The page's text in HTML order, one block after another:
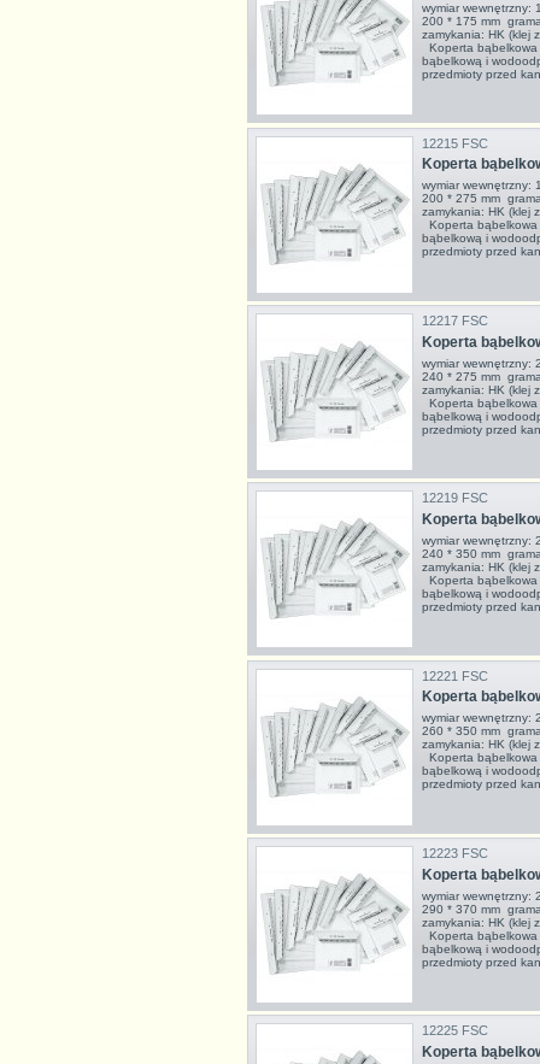
wymiar wewnętrzny:
200 * 175 mm
zamykania: HK (klej
Koperta bąbelkowa
bąbelkową i
przedmioty przed
12215 FSC
Koperta
wymiar wewnętrzny:
200 * 275 mm
zamykania: HK (klej
Koperta bąbelkowa
bąbelkową i
przedmioty przed
12217 FSC
Koperta
wymiar wewnętrzny:
240 * 275 mm
zamykania: HK (klej
Koperta bąbelkowa
bąbelkową i
przedmioty przed
12219 FSC
Koperta
wymiar wewnętrzny:
240 * 350 mm
zamykania: HK (klej
Koperta bąbelkowa
bąbelkową i
przedmioty przed
12221 FSC
Koperta
wymiar wewnętrzny:
260 * 350 mm
zamykania: HK (klej
Koperta bąbelkowa
bąbelkową i
przedmioty przed
12223 FSC
Koperta
wymiar wewnętrzny:
290 * 370 mm
zamykania: HK (klej
Koperta bąbelkowa
bąbelkową i
przedmioty przed
12225 FSC
Koperta